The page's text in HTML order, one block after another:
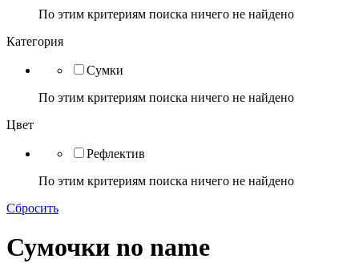
По этим критериям поиска ничего не найдено
Категория
Сумки
По этим критериям поиска ничего не найдено
Цвет
Рефлектив
По этим критериям поиска ничего не найдено
Сбросить
Сумочки no name